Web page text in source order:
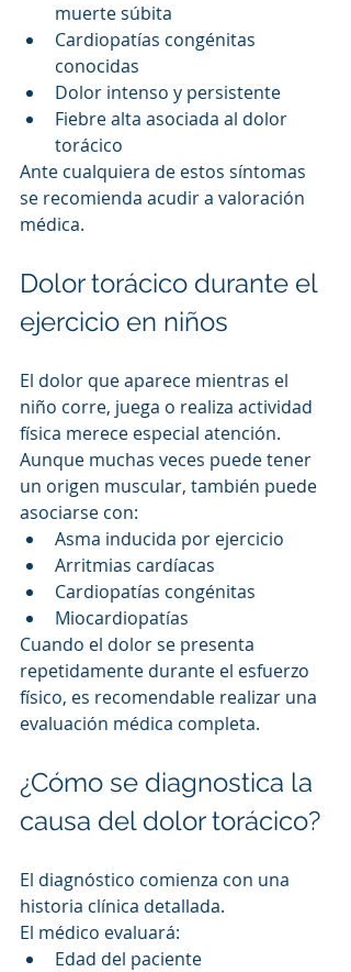
muerte súbita
Cardiopatías congénitas
conocidas
Dolor intenso y persistente
Fiebre alta asociada al dolor
torácico
Ante cualquiera de estos síntomas
se recomienda acudir a valoración
médica.
Dolor torácico durante el
ejercicio en niños
El dolor que aparece mientras el
niño corre, juega o realiza actividad
física merece especial atención.
Aunque muchas veces puede tener
un origen muscular, también puede
asociarse con:
Asma inducida por ejercicio
Arritmias cardíacas
Cardiopatías congénitas
Miocardiopatías
Cuando el dolor se presenta
repetidamente durante el esfuerzo
físico, es recomendable realizar una
evaluación médica completa.
¿Cómo se diagnostica la
causa del dolor torácico?
El diagnóstico comienza con una
historia clínica detallada.
El médico evaluará:
Edad del paciente